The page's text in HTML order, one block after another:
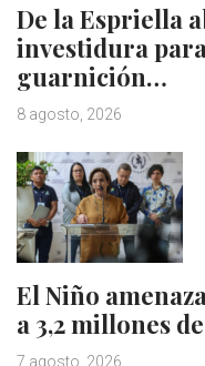
De la Espriella
investidura
guarnición…
8 agosto, 2026
El Niño
a 3,2 millones
7 agosto, 2026